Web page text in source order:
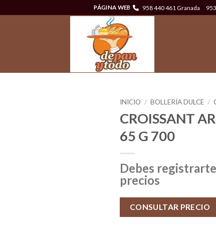
PÁGINA WEB 958 440 461 Granada
INICIO / BOLLERÍA DULCE /
CROISSANT
65 G 700
Debes
precios
CONSULTAR PRECIO